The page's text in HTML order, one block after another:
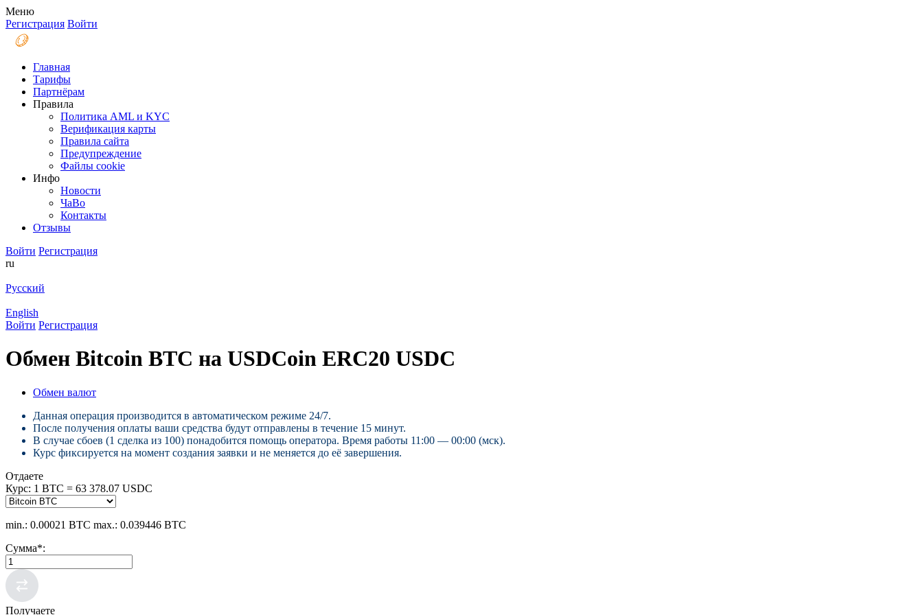
Меню
Регистрация Войти
Главная
Тарифы
Партнёрам
Правила
Политика AML и KYC
Верификация карты
Правила сайта
Предупреждение
Файлы coоkie
Инфо
Новости
ЧаВо
Контакты
Отзывы
Войти Регистрация
ru
Русский
English
Войти Регистрация
Обмен Bitcoin BTC на USDCoin ERC20 USDC
Обмен валют
Данная операция производится в автоматическом режиме 24/7.
После получения оплаты ваши средства будут отправлены в течение 15 минут.
В случае сбоев (1 сделка из 100) понадобится помощь оператора. Время работы 11:00 — 00:00 (мск).
Курс фиксируется на момент создания заявки и не меняется до её завершения.
Отдаете
Курс: 1 BTC = 63 378.07 USDC
min.: 0.00021 BTC max.: 0.039446 BTC
Сумма*:
Получаете